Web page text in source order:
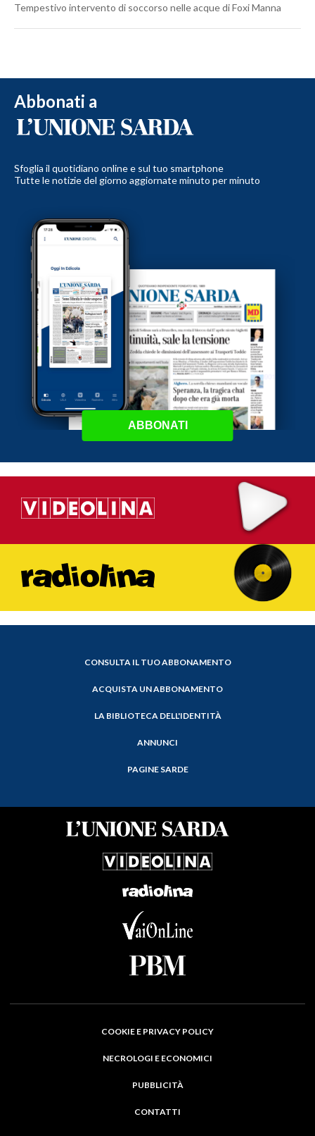
Tempestivo intervento di soccorso nelle acque di Foxi Manna
Abbonati a
Sfoglia il quotidiano online e sul tuo smartphone
Tutte le notizie del giorno aggiornate minuto per minuto
ABBONATI
CONSULTA IL TUO ABBONAMENTO
ACQUISTA UN ABBONAMENTO
LA BIBLIOTECA DELL'IDENTITÀ
ANNUNCI
PAGINE SARDE
COOKIE E PRIVACY POLICY
NECROLOGI E ECONOMICI
PUBBLICITÀ
CONTATTI